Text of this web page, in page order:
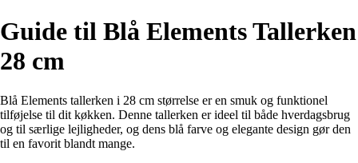
Guide til Blå Elements Tallerken
28 cm
Blå Elements tallerken i 28 cm størrelse er en smuk og funktionel
tilføjelse til dit køkken. Denne tallerken er ideel til både hverdagsbrug
og til særlige lejligheder, og dens blå farve og elegante design gør den
til en favorit blandt mange.